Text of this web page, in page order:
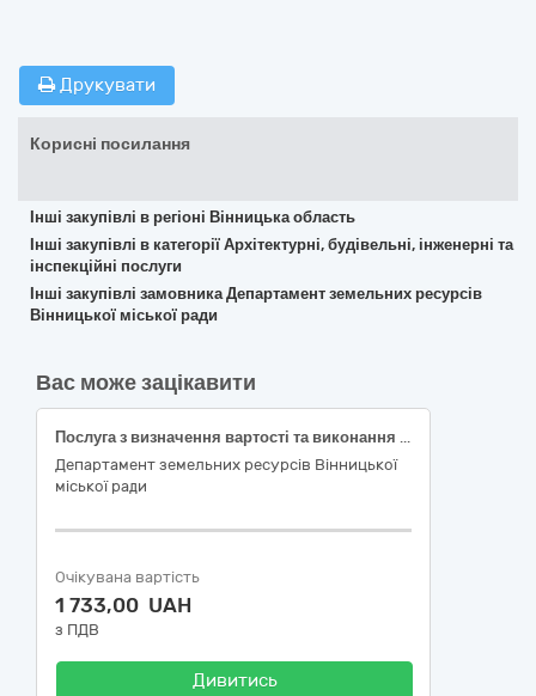
Друкувати
Корисні посилання
Інші закупівлі в регіоні Вінницька область
Інші закупівлі в категорії Архітектурні, будівельні, інженерні та
інспекційні послуги
Інші закупівлі замовника Департамент земельних ресурсів
Вінницької міської ради
Вас може зацікавити
Послуга з визначення вартості та виконання звіту про експертну грошову оцінку земельної ділянки за адресою: м. Вінниця, вул. В. Антоновича, 32, на якій розташовані об’єкти нерухомого майна, що належать покупцю земельної ділянки
Департамент земельних ресурсів Вінницької
міської ради
Очікувана вартість
1 733,00 UAH
з ПДВ
Дивитись